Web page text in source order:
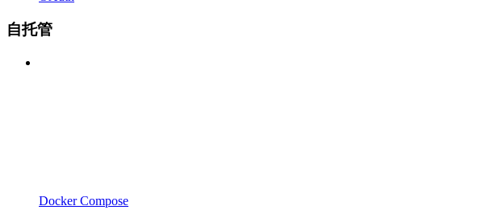
自托管
Docker Compose